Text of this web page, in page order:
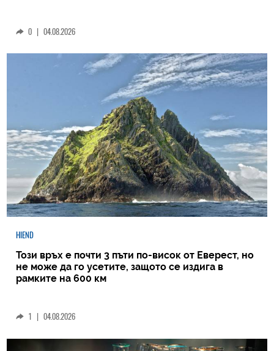
0 | 04.08.2026
HIEND
Този връх е почти 3 пъти по-висок от Еверест, но
не може да го усетите, защото се издига в
рамките на 600 км
1 | 04.08.2026